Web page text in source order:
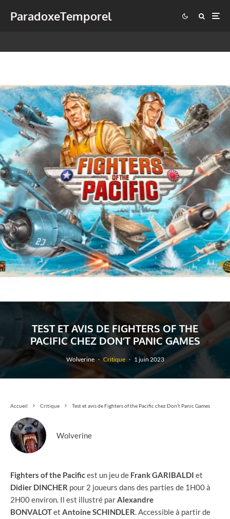
ParadoxeTemporel
TEST ET AVIS DE FIGHTERS OF THE
PACIFIC CHEZ DON’T PANIC GAMES
Wolverine · Critique · 1 juin 2023
Accueil Critique Test et avis de Fighters of the Pacific chez Don’t Panic Games
Wolverine
Fighters of the Pacificest un jeu de Frank GARIBALDI et
Didier DINCHER pour 2 joueurs dans des parties de 1H00 à
2H00 environ. Il est illustré parAlexandre
BONVALOTet Antoine SCHINDLER. Accessible à partir de